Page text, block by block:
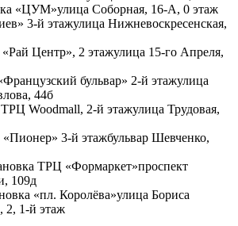
«ЦУМ»улица Соборная, 16-А, 0 этаж
3-й этажулица Нижневоскресенская,
Центр», 2 этажулица 15-го Апреля,
бульвар» 2-й этажулица
44б
ТРЦ Woodmall, 2-й этажулица Трудовая,
3-й этажбульвар Шевченко,
ТРЦ «Формаркет»проспект
109д
«пл. Королёва»улица Бориса
2, 1-й этаж